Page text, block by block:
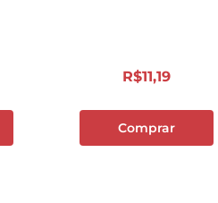
R$11,19
Comprar